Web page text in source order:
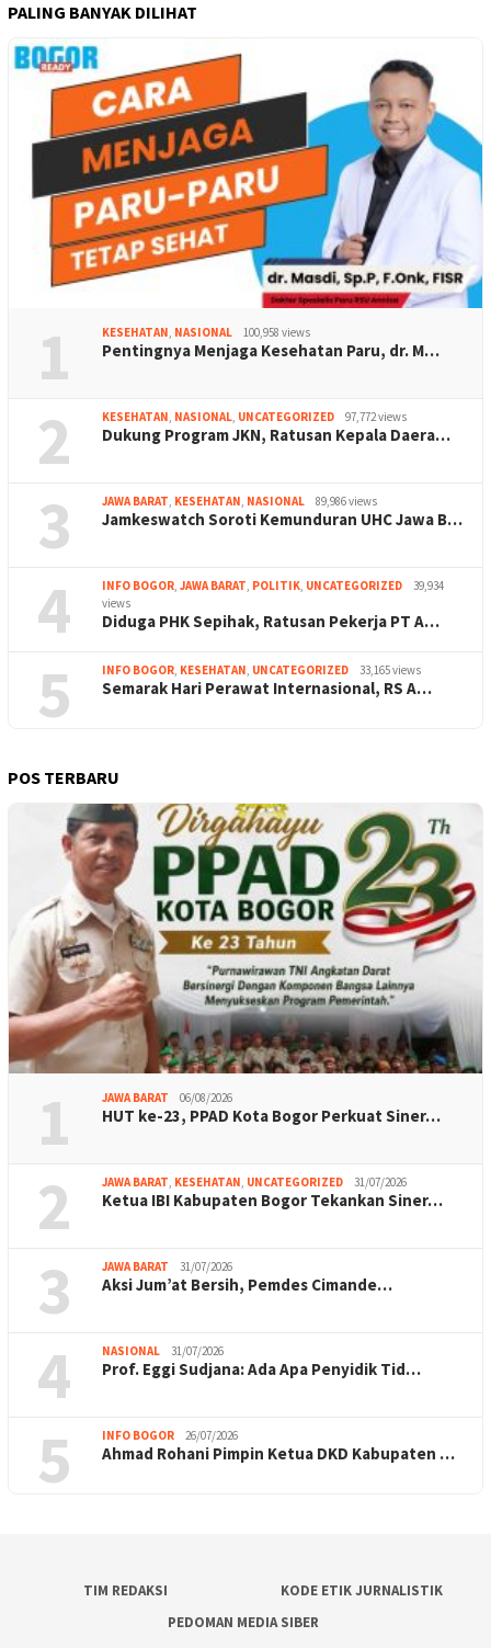
PALING BANYAK DILIHAT
1 KESEHATAN, NASIONAL 100,958 views
Pentingnya Menjaga Kesehatan Paru, dr. M…
2 KESEHATAN, NASIONAL, UNCATEGORIZED 97,772 views
Dukung Program JKN, Ratusan Kepala Daera…
3 JAWA BARAT, KESEHATAN, NASIONAL 89,986 views
Jamkeswatch Soroti Kemunduran UHC Jawa B…
4 INFO BOGOR, JAWA BARAT, POLITIK, UNCATEGORIZED
39,934
views
Diduga PHK Sepihak, Ratusan Pekerja PT A…
5 INFO BOGOR, KESEHATAN, UNCATEGORIZED 33,165 views
Semarak Hari Perawat Internasional, RS A…
POS TERBARU
1 JAWA BARAT 06/08/2026
HUT ke-23, PPAD Kota Bogor Perkuat Siner…
2 JAWA BARAT, KESEHATAN, UNCATEGORIZED 31/07/2026
Ketua IBI Kabupaten Bogor Tekankan Siner…
3 JAWA BARAT 31/07/2026
Aksi Jum’at Bersih, Pemdes Cimande…
4 NASIONAL 31/07/2026
Prof. Eggi Sudjana: Ada Apa Penyidik Tid…
5 INFO BOGOR 26/07/2026
Ahmad Rohani Pimpin Ketua DKD Kabupaten …
TIM REDAKSI
KODE ETIK JURNALISTIK
PEDOMAN MEDIA SIBER